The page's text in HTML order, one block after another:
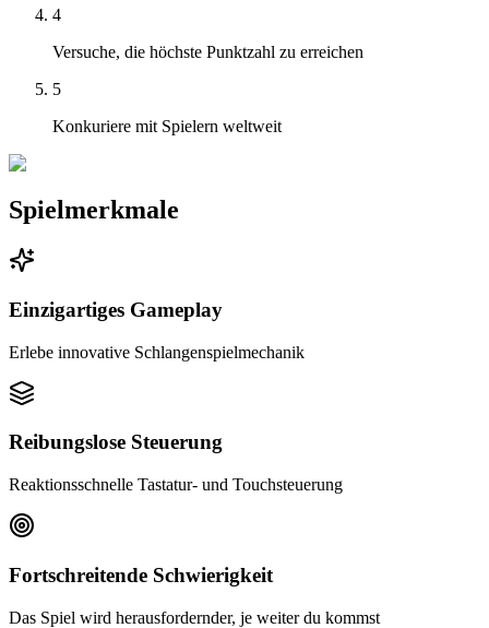
4
Versuche, die höchste Punktzahl zu erreichen
5
Konkuriere mit Spielern weltweit
Spielmerkmale
Einzigartiges Gameplay
Erlebe innovative Schlangenspielmechanik
Reibungslose Steuerung
Reaktionsschnelle Tastatur- und Touchsteuerung
Fortschreitende Schwierigkeit
Das Spiel wird herausfordernder, je weiter du kommst